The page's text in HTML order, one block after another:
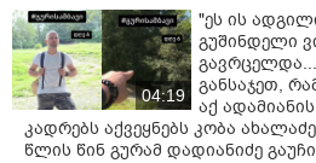
04:19
"ეს ის
გუშინდელი
განსაჯეთ,
აქ
კადრებს აქვეყნებს კობა
წლის წინ გურამ დადიანიძე